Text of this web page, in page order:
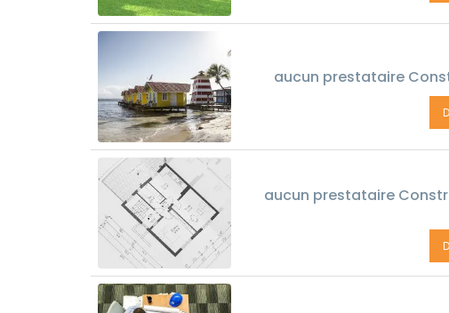
aucun prestataire
aucun prestataire